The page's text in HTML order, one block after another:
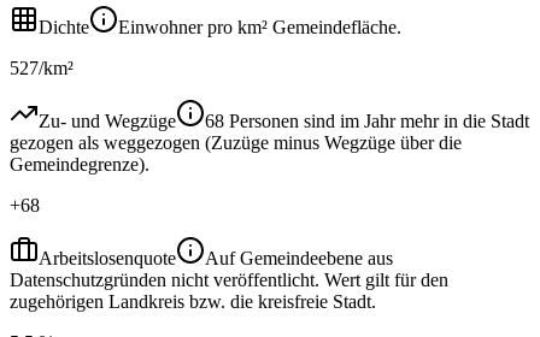
Dichte
Einwohner pro km² Gemeindefläche.
527/km²
Zu- und Wegzüge
68 Personen sind im Jahr mehr in die Stadt
gezogen als weggezogen (Zuzüge minus Wegzüge über die
Gemeindegrenze).
+68
Arbeitslosenquote
Auf Gemeindeebene aus
Datenschutzgründen nicht veröffentlicht. Wert gilt für den
zugehörigen Landkreis bzw. die kreisfreie Stadt.